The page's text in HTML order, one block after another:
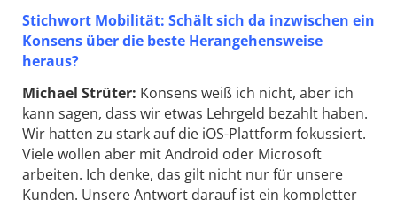
Stichwort Mobilität: Schält sich da inzwischen ein
Konsens über die beste Herangehensweise
heraus?
Michael Strüter: Konsens weiß ich nicht, aber ich
kann sagen, dass wir etwas Lehrgeld bezahlt haben.
Wir hatten zu stark auf die iOS-Plattform fokussiert.
Viele wollen aber mit Android oder Microsoft
arbeiten. Ich denke, das gilt nicht nur für unsere
Kunden. Unsere Antwort darauf ist ein kompletter